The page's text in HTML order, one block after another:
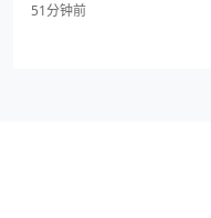
51分钟前